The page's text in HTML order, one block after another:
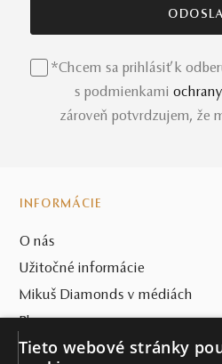
*Chcem sa prihlásiť k
s podmienkami
zároveň potvrdzujem, že
INFORMÁCIE
O nás
Užitočné informácie
Mikuš Diamonds v médiách
Blog
SVET MIKUŠ DIAMONDS
Tieto webové stránky